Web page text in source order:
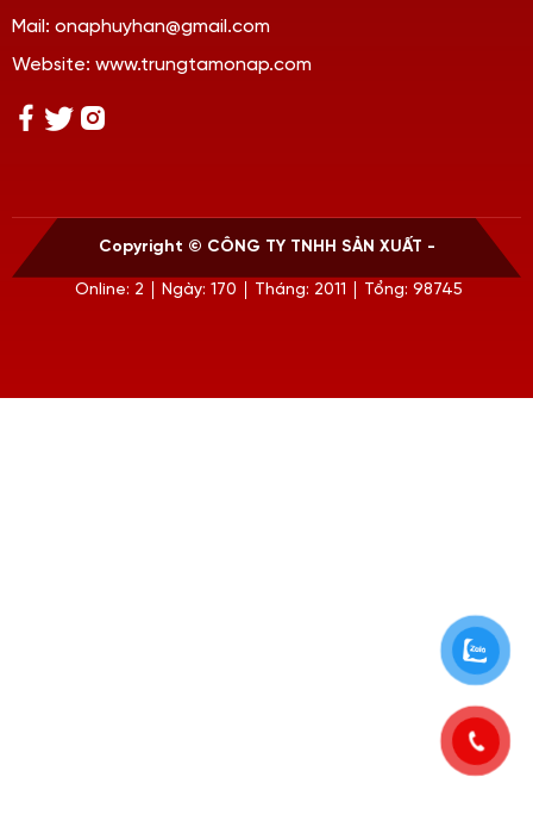
Mail: onaphuyhan@gmail.com
Website: www.trungtamonap.com
Copyright © CÔNG TY TNHH SẢN XUẤT -
Online: 2 Ngày: 170 Tháng: 2011 Tổng: 98745